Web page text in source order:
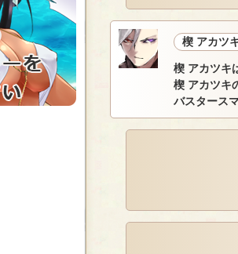
楔 アカツ
楔 アカツキ
楔 アカツキ
バスタース